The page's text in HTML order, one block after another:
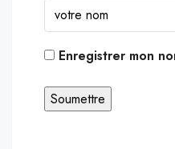
Enregistrer mon